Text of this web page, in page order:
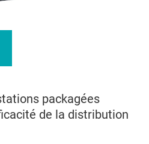
packagées
de la distribution